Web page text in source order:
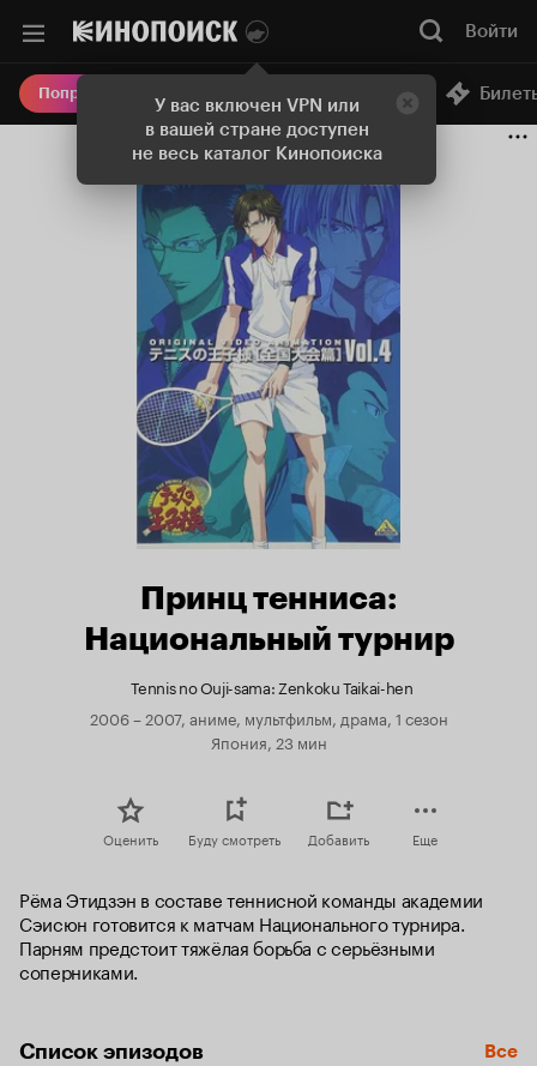
У вас включен VPN или
в вашей стране доступен
не весь каталог Кинопоиска
Войти
Попробовать Плюс Онлайн-кинотеатр
Принц тенниса:
Национальный турнир
Tennis no Ouji-sama: Zenkoku Taikai-hen
2006 – 2007, аниме, мультфильм, драма, 1 сезон
Япония, 23 мин
Оценить Буду смотреть Добавить Еще
Рёма Этидзэн в составе теннисной команды академии
Сэисюн готовится к матчам Национального турнира.
Парням предстоит тяжёлая борьба с серьёзными
соперниками.
Список эпизодов Все